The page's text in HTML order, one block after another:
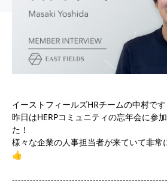
イーストフィールズHRチームの中村です
昨日はHERPコミュニティの忘年会に参
た！
様々な企業の人事担当者が来ていて非常
👍